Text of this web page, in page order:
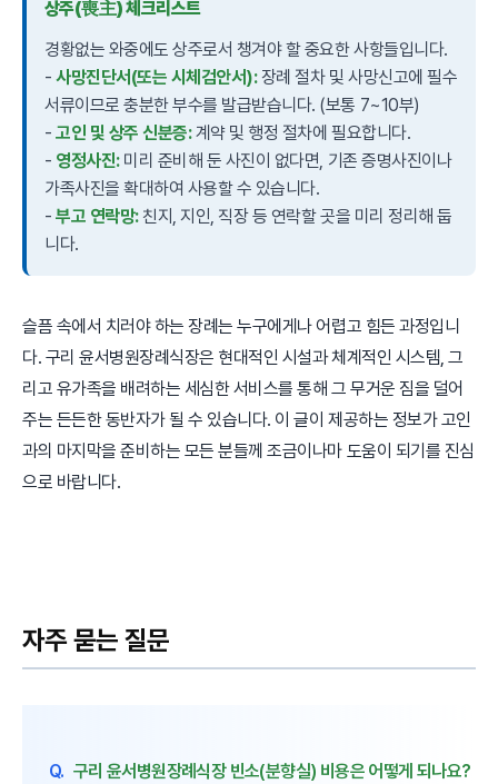
상주(喪主) 체크리스트
경황없는 와중에도 상주로서 챙겨야 할 중요한 사항들입니다.
-사망진단서(또는 시체검안서):장례 절차 및 사망신고에 필수
서류이므로 충분한 부수를 발급받습니다. (보통 7~10부)
-고인 및 상주 신분증:계약 및 행정 절차에 필요합니다.
- 영정사진:미리 준비해 둔 사진이 없다면, 기존 증명사진이나
가족사진을 확대하여 사용할 수 있습니다.
-부고 연락망:친지, 지인, 직장 등 연락할 곳을 미리 정리해 둡
니다.
슬픔 속에서 치러야 하는 장례는 누구에게나 어렵고 힘든 과정입니
다. 구리 윤서병원장례식장은 현대적인 시설과 체계적인 시스템, 그
리고 유가족을 배려하는 세심한 서비스를 통해 그 무거운 짐을 덜어
주는 든든한 동반자가 될 수 있습니다. 이 글이 제공하는 정보가 고인
과의 마지막을 준비하는 모든 분들께 조금이나마 도움이 되기를 진심
으로 바랍니다.
자주 묻는 질문
Q. 구리 윤서병원장례식장 빈소(분향실) 비용은 어떻게 되나요?